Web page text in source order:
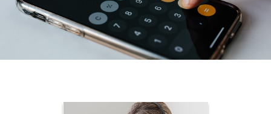
ARGOS GROUP
PARTENAIRES
NEWS
CONTACT